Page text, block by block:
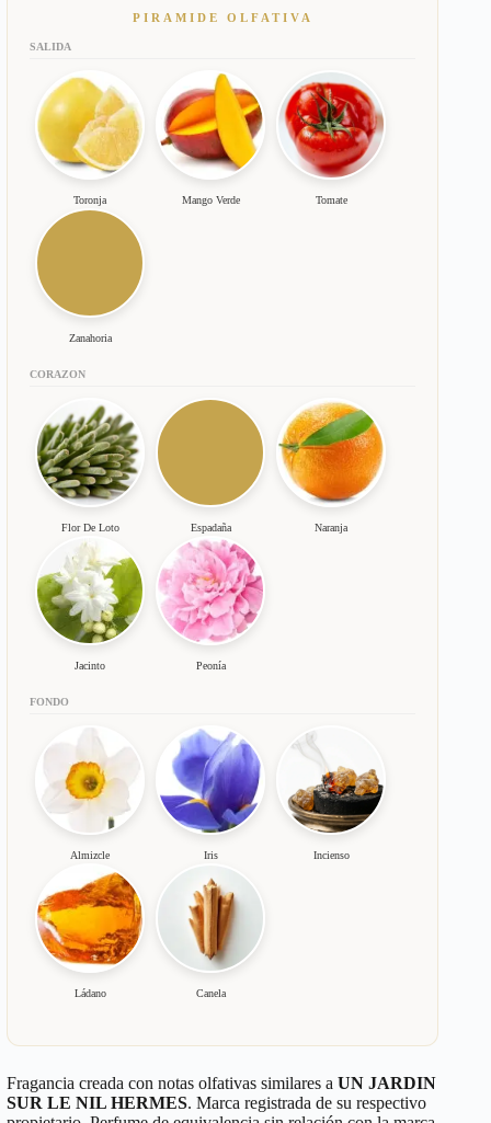
PIRAMIDE OLFATIVA
SALIDA
Toronja Mango Verde Tomate
Zanahoria
CORAZON
Flor De Loto Espadaña Naranja
Jacinto Peonía
FONDO
Almizcle Iris Incienso
Ládano Canela
Fragancia creada con notas olfativas similares a UN JARDIN
SUR LE NIL HERMES. Marca registrada de su respectivo